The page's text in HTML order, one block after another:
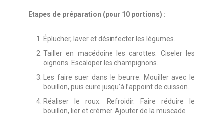
Etapes de préparation (pour 10 portions) :
Éplucher, laver et désinfecter les légumes.
Tailler en macédoine les carottes. Ciseler les
oignons. Escaloper les champignons.
Les faire suer dans le beurre. Mouiller avec le
bouillon, puis cuire jusqu’à l’appoint de cuisson.
Réaliser le roux. Refroidir. Faire réduire le
bouillon, lier et crémer. Ajouter de la muscade